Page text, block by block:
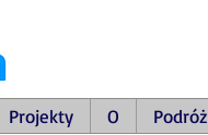
Projekty O Podróż